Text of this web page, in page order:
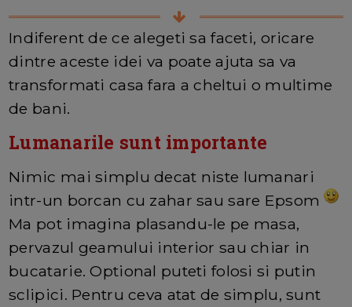
Indiferent de ce alegeti sa faceti, oricare
dintre aceste idei va poate ajuta sa va
transformati casa fara a cheltui o multime
de bani.
Lumanarile sunt importante
Nimic mai simplu decat niste lumanari
intr-un borcan cu zahar sau sare Epsom
Ma pot imagina plasandu-le pe masa,
pervazul geamului interior sau chiar in
bucatarie. Optional puteti folosi si putin
sclipici. Pentru ceva atat de simplu, sunt